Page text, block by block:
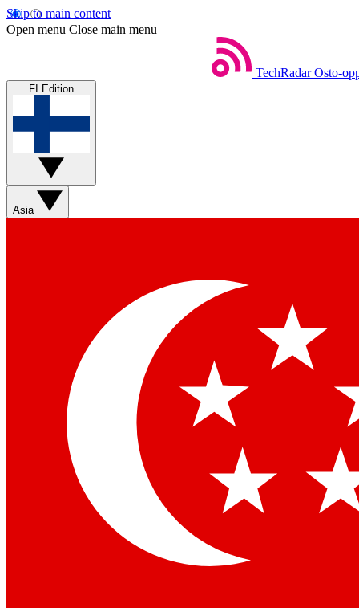
Skip to main content
Open menu Close main menu
TechRadar Osto-
FI Edition
Asia